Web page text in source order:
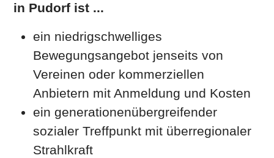
in Pudorf ist ...
ein niedrigschwelliges
Bewegungsangebot jenseits von
Vereinen oder kommerziellen
Anbietern mit Anmeldung und Kosten
ein generationenübergreifender
sozialer Treffpunkt mit überregionaler
Strahlkraft